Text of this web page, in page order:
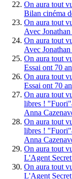
On aura tout
Bilan cinéma
On aura tout
Avec
On aura tout
Avec
On aura tout
Essai ont 70
On aura tout
Essai ont 70
On aura tout
libres !
Anna
On aura tout
libres !
Anna
On aura tout
L'Agent
On aura tout
L'Agent